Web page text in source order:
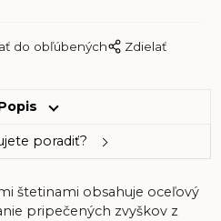
do obľúbených Zdielať
poradiť?
štetinami obsahuje oceľový
pripečených zvyškov z